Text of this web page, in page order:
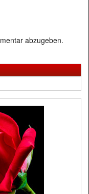
abzugeben.